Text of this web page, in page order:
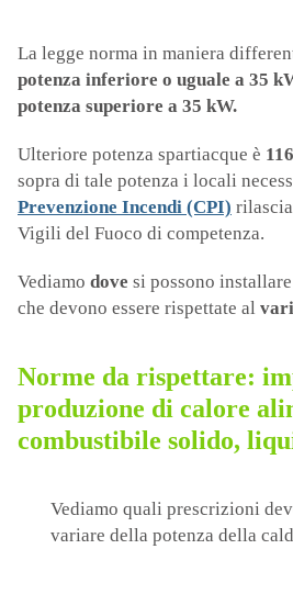
La legge norma in maniera
potenza inferiore o uguale a 35
potenza superiore a 35 kW.
Ulteriore potenza spartiacque è
sopra di tale potenza i locali
Prevenzione Incendi (CPI)
Vigili del Fuoco di competenza.
Vediamo dove si possono
che devono essere rispettate al
Norme da rispettare:
produzione di calore
combustibile solido,
Vediamo quali prescrizioni
variare della potenza della